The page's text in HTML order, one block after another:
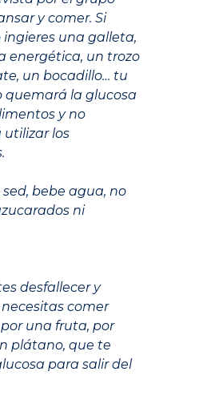
y comer. Si
ingieres una galleta,
energética, un trozo
un bocadillo… tu
quemará la glucosa
y no
utilizar los
bebe agua, no
ni
desfallecer y
comer
una fruta, por
plátano, que te
para salir del